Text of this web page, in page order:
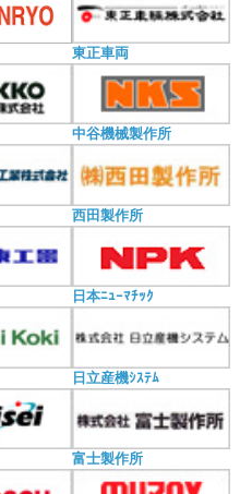
東正車両
中谷機械製作所
西田製作所
日本ﾆｭｰﾏﾁｯｸ
日立産機ｼｽﾃﾑ
富士製作所